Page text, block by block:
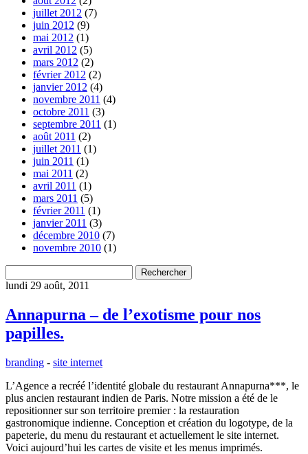
juillet 2012 (7)
juin 2012 (9)
mai 2012 (1)
avril 2012 (5)
mars 2012 (2)
février 2012 (2)
janvier 2012 (4)
novembre 2011 (4)
octobre 2011 (3)
septembre 2011 (1)
août 2011 (2)
juillet 2011 (1)
juin 2011 (1)
mai 2011 (2)
avril 2011 (1)
mars 2011 (5)
février 2011 (1)
janvier 2011 (3)
décembre 2010 (7)
novembre 2010 (1)
lundi 29 août, 2011
Annapurna – de l’exotisme pour nos
papilles.
branding - site internet
L’Agence a recréé l’identité globale du restaurant Annapurna***, le
plus ancien restaurant indien de Paris. Notre mission a été de le
repositionner sur son territoire premier : la restauration
gastronomique indienne. Conception et création du logotype, de la
papeterie, du menu du restaurant et actuellement le site internet.
Voici aujourd’hui les cartes de visite et les menus imprimés.